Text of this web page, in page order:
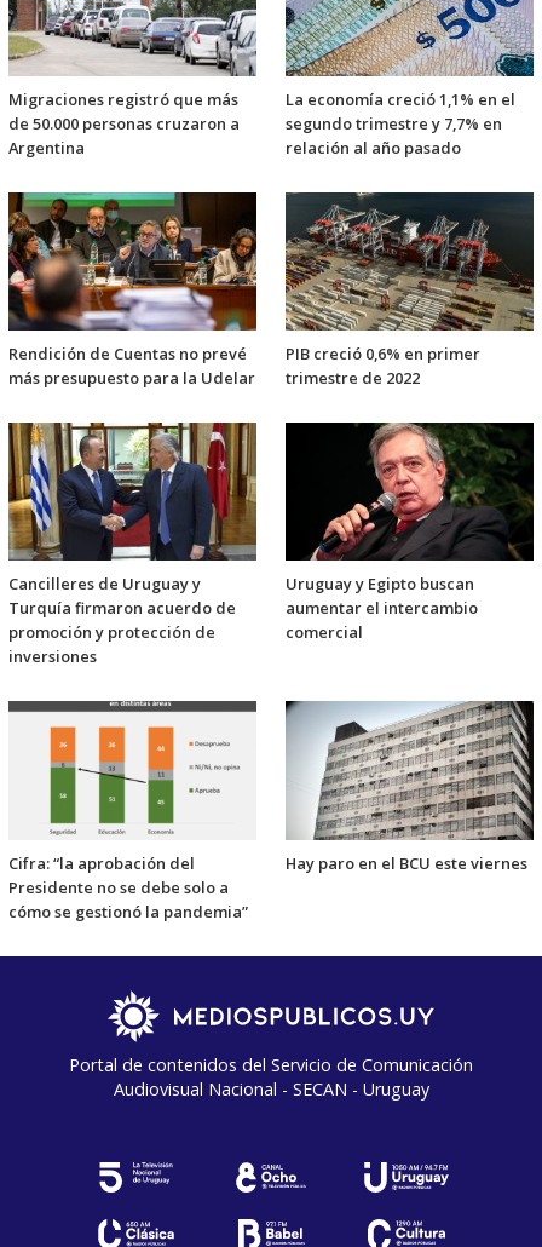
Migraciones registró que más
de 50.000 personas cruzaron a
Argentina
La economía creció 1,1% en el
segundo trimestre y 7,7% en
relación al año pasado
Rendición de Cuentas no prevé
más presupuesto para la Udelar
PIB creció 0,6% en primer
trimestre de 2022
Cancilleres de Uruguay y
Turquía firmaron acuerdo de
promoción y protección de
inversiones
Uruguay y Egipto buscan
aumentar el intercambio
comercial
Cifra: “la aprobación del
Presidente no se debe solo a
cómo se gestionó la pandemia”
Hay paro en el BCU este viernes
Portal de contenidos del Servicio de Comunicación
Audiovisual Nacional - SECAN - Uruguay